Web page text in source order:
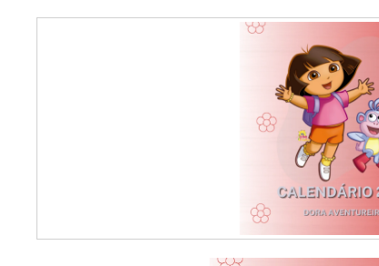
BAIXAR!
Atividades
de
P/ Educ
Infantil